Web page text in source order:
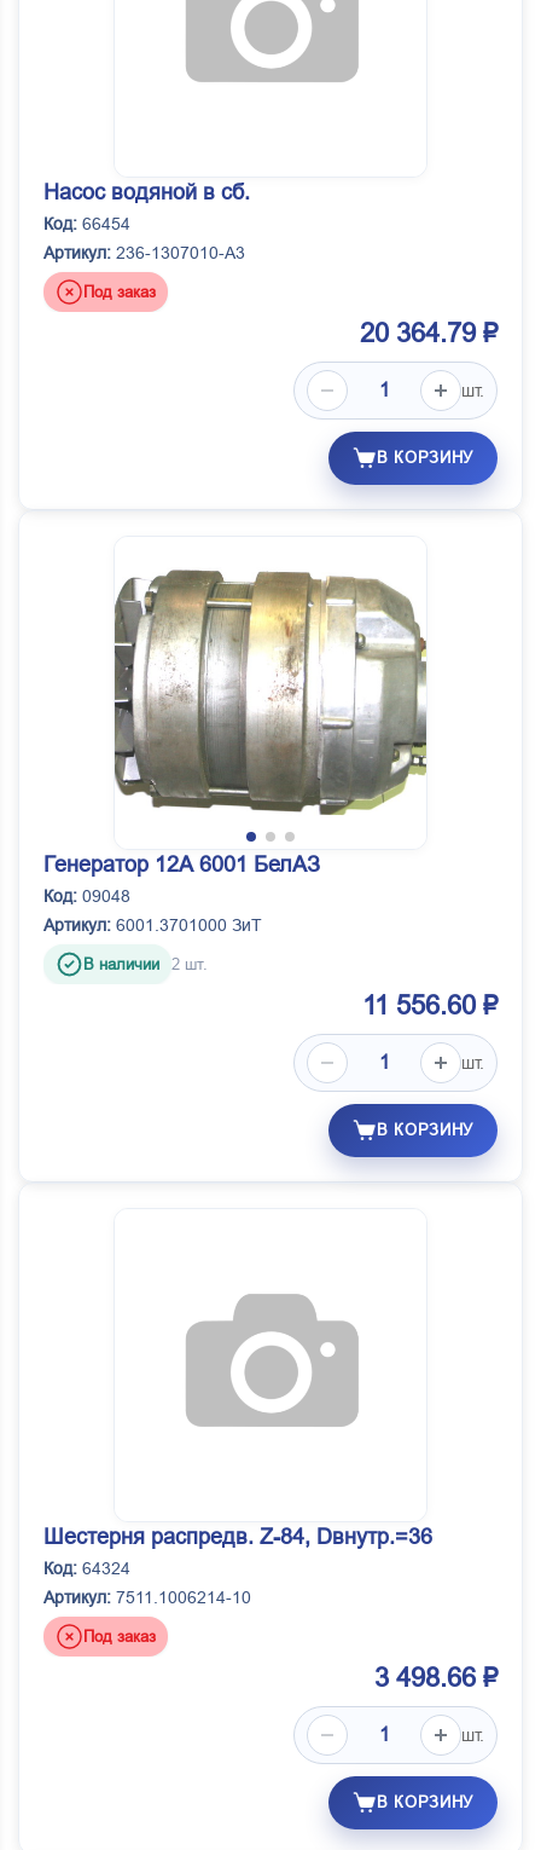
Насос водяной в сб.
Код: 66454
Артикул: 236-1307010-А3
Под заказ
20 364.79 ₽
шт.
В КОРЗИНУ
Генератор 12А 6001 БелАЗ
Код: 09048
Артикул: 6001.3701000 ЗиТ
В наличии 2 шт.
11 556.60 ₽
шт.
В КОРЗИНУ
Шестерня распредв. Z-84, Dвнутр.=36
Код: 64324
Артикул: 7511.1006214-10
Под заказ
3 498.66 ₽
шт.
В КОРЗИНУ